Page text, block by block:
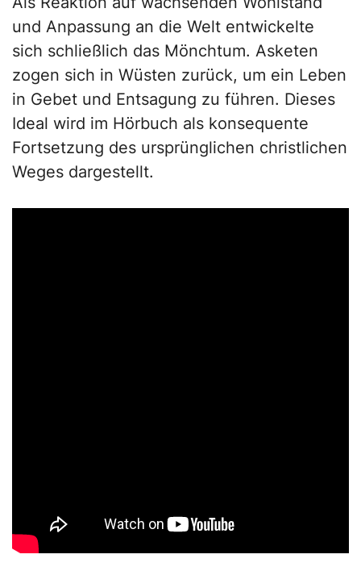
und Anpassung an die Welt entwickelte
sich schließlich das Mönchtum. Asketen
zogen sich in Wüsten zurück, um ein Leben
in Gebet und Entsagung zu führen. Dieses
Ideal wird im Hörbuch als konsequente
Fortsetzung des ursprünglichen christlichen
Weges dargestellt.